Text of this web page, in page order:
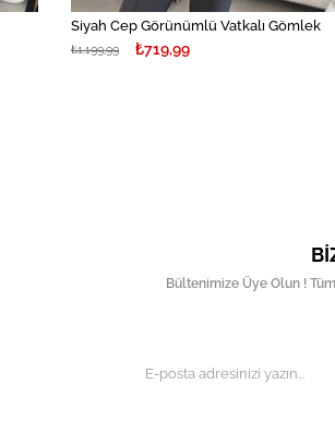
Siyah Cep Görünümlü Vatkalı Gömlek
₺719,99
₺1.199,99
Bültenimize Üye Olun !